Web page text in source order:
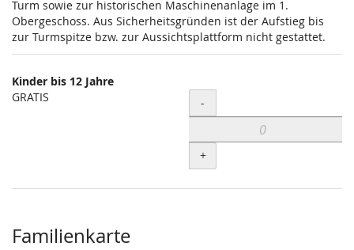
Turm sowie zur historischen Maschinenanlage im 1.
Obergeschoss. Aus Sicherheitsgründen ist der Aufstieg bis
zur Turmspitze bzw. zur Aussichtsplattform nicht gestattet.
Kinder bis 12 Jahre
GRATIS
Menge
-
+
Familienkarte